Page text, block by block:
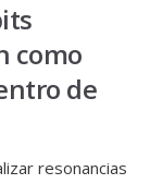
como
de
resonancias